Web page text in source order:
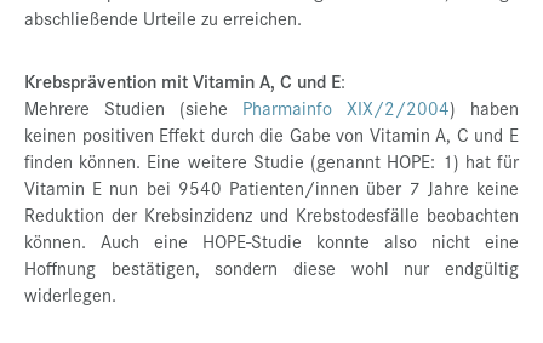
abschließende Urteile zu erreichen.
Krebsprävention mit Vitamin A, C und E:
Mehrere Studien (siehe Pharmainfo XIX/2/2004) haben
keinen positiven Effekt durch die Gabe von Vitamin A, C und E
finden können. Eine weitere Studie (genannt HOPE: 1) hat für
Vitamin E nun bei 9540 Patienten/innen über 7 Jahre keine
Reduktion der Krebsinzidenz und Krebstodesfälle beobachten
können. Auch eine HOPE-Studie konnte also nicht eine
Hoffnung bestätigen, sondern diese wohl nur endgültig
widerlegen.